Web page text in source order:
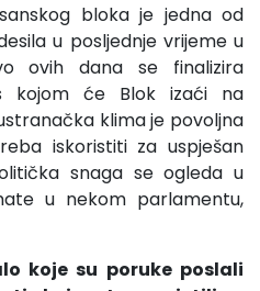
bloka je jedna od
u posljednje vrijeme u
ovih dana se finalizira
kojom će Blok izaći na
klima je povoljna
iskoristiti za uspješan
snaga se ogleda u
u nekom parlamentu,
koje su poruke poslali